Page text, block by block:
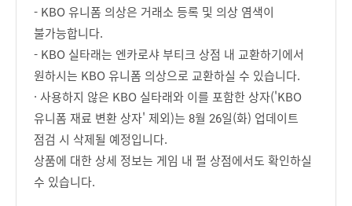
- KBO 유니폼 의상은 거래소 등록 및 의상 염색이
불가능합니다.
- KBO 실타래는 엔카로샤 부티크 상점 내 교환하기에서
원하시는 KBO 유니폼 의상으로 교환하실 수 있습니다.
· 사용하지 않은 KBO 실타래와 이를 포함한 상자('KBO
유니폼 재료 변환 상자' 제외)는 8월 26일(화) 업데이트
점검 시 삭제될 예정입니다.
상품에 대한 상세 정보는 게임 내 펄 상점에서도 확인하실
수 있습니다.